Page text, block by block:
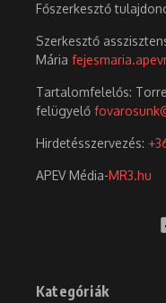
Főszerkesztő
Szerkesztő
Mária
Tartalomfelelős:
felügyelő
Hirdetésszervezés:
APEV Média-MR3.hu
Kategóriák